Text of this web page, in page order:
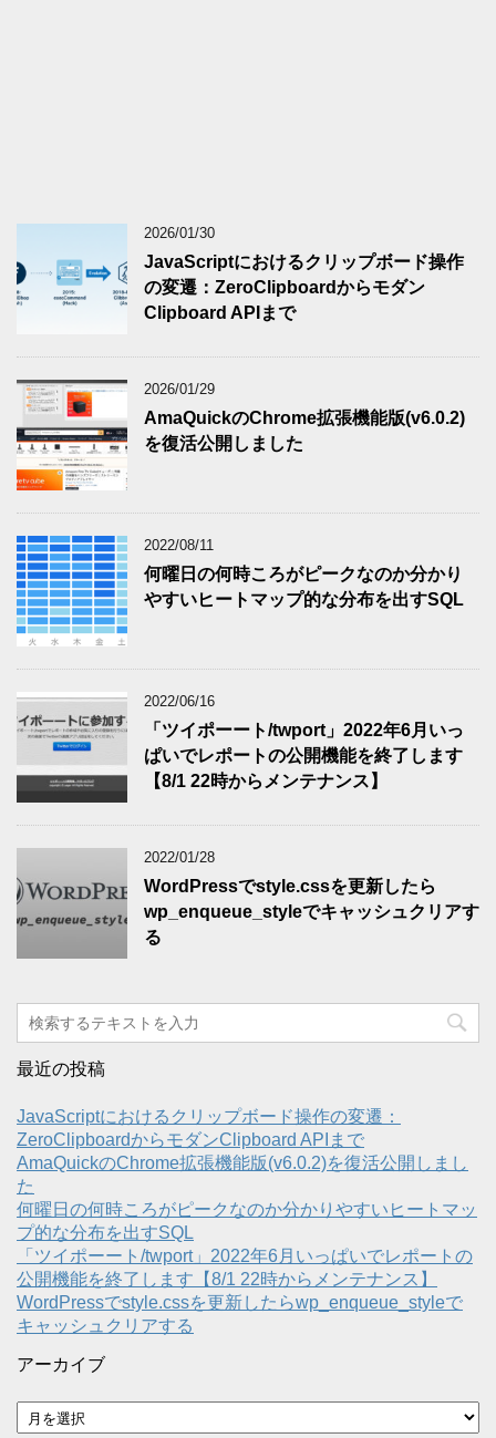
2026/01/30
JavaScriptにおけるクリップボード操作
の変遷：ZeroClipboardからモダン
Clipboard APIまで
2026/01/29
AmaQuickのChrome拡張機能版(v6.0.2)
を復活公開しました
2022/08/11
何曜日の何時ころがピークなのか分かり
やすいヒートマップ的な分布を出すSQL
2022/06/16
「ツイポーート/twport」2022年6月いっ
ぱいでレポートの公開機能を終了します
【8/1 22時からメンテナンス】
2022/01/28
WordPressでstyle.cssを更新したら
wp_enqueue_styleでキャッシュクリアす
る
最近の投稿
JavaScriptにおけるクリップボード操作の変遷：
ZeroClipboardからモダンClipboard APIまで
AmaQuickのChrome拡張機能版(v6.0.2)を復活公開しまし
た
何曜日の何時ころがピークなのか分かりやすいヒートマッ
プ的な分布を出すSQL
「ツイポーート/twport」2022年6月いっぱいでレポートの
公開機能を終了します【8/1 22時からメンテナンス】
WordPressでstyle.cssを更新したらwp_enqueue_styleで
キャッシュクリアする
アーカイブ
ア
ー